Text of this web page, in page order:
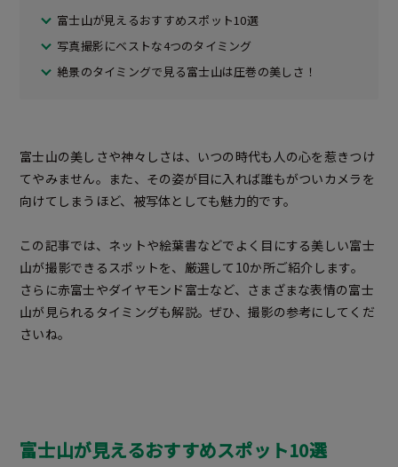
富士山が見えるおすすめスポット10選
写真撮影にベストな4つのタイミング
絶景のタイミングで見る富士山は圧巻の美しさ！
富士山の美しさや神々しさは、いつの時代も人の心を惹きつけ
てやみません。また、その姿が目に入れば誰もがついカメラを
向けてしまうほど、被写体としても魅力的です。
この記事では、ネットや絵葉書などでよく目にする美しい富士
山が撮影できるスポットを、厳選して10か所ご紹介します。
さらに赤富士やダイヤモンド富士など、さまざまな表情の富士
山が見られるタイミングも解説。ぜひ、撮影の参考にしてくだ
さいね。
富士山が見えるおすすめスポット10選